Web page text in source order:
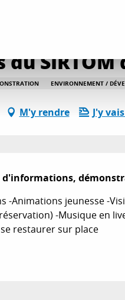
ENVIRONNEMENT /
M'y rendre J'y
d'informations,
-Animations jeunesse -
-Musique en
restaurer sur place